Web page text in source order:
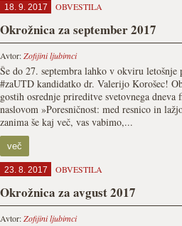
18. 9. 2017 OBVESTILA
Okrožnica za september 2017
Avtor:Zofijini ljubimci
Še do 27. septembra lahko v okviru letošnje
#zaUTD kandidatko dr. Valerijo Korošec!
gostih osrednje prireditve svetovnega
naslovom »Poresničnost: med resnico in
zanima še kaj več, vas vabimo,...
več
23. 8. 2017 OBVESTILA
Okrožnica za avgust 2017
Avtor:Zofijini ljubimci